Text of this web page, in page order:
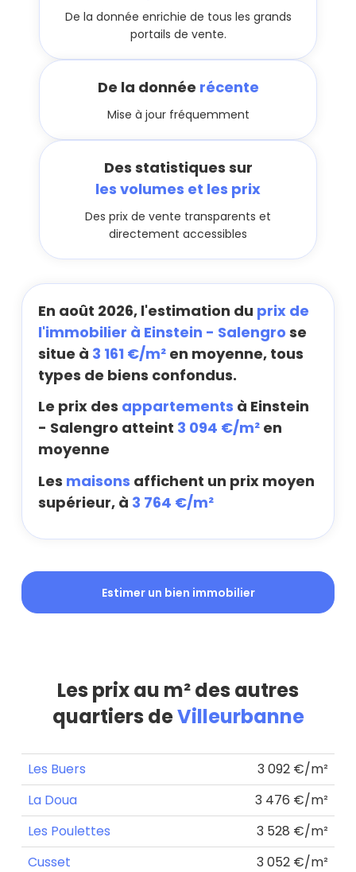
De la donnée enrichie de tous les grands
portails de vente.
De la donnée récente
Mise à jour fréquemment
Des statistiques sur
les volumes et les prix
Des prix de vente transparents et
directement accessibles
En août 2026, l'estimation du prix de
l'immobilier à Einstein - Salengro se
situe à 3 161 €/m² en moyenne, tous
types de biens confondus.
Le prix des appartements à Einstein
- Salengro atteint 3 094 €/m² en
moyenne
Les maisons affichent un prix moyen
supérieur, à 3 764 €/m²
Estimer un bien immobilier
Les prix au m² des autres
quartiers deVilleurbanne
Les Buers
3 092 €/m²
La Doua
3 476 €/m²
Les Poulettes
3 528 €/m²
Cusset
3 052 €/m²